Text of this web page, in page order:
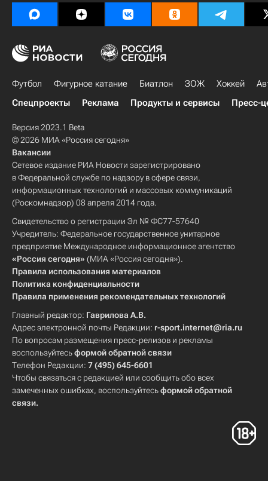
Футбол Фигурное катание Биатлон ЗОЖ Хоккей
Спецпроекты
Реклама Продукты и сервисы Пресс-
Версия 2023.1 Beta
© 2026 МИА «Россия сегодня»
Вакансии
Сетевое издание РИА Новости зарегистрировано
в Федеральной службе по надзору в сфере связи,
информационных технологий и массовых коммуникаций
(Роскомнадзор) 08 апреля 2014 года.
Свидетельство о регистрации Эл № ФС77-57640
Учредитель: Федеральное государственное унитарное
предприятие Международное информационное агентство
«Россия сегодня» (МИА «Россия сегодня»).
Правила использования материалов
Политика конфиденциальности
Правила применения рекомендательных технологий
Главный редактор: Гаврилова А.В.
Адрес электронной почты Редакции: r-sport.internet@ria.ru
По вопросам размещения пресс-релизов и рекламы
воспользуйтесьформой обратной связи
Телефон Редакции: 7 (495) 645-6601
Чтобы связаться с редакцией или сообщить обо всех
замеченных ошибках, воспользуйтесьформой обратной
связи.